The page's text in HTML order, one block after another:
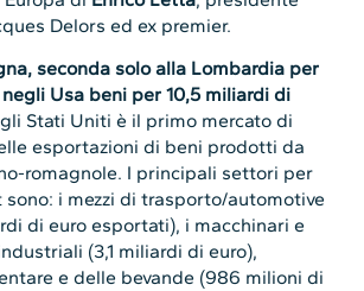
Delors ed ex premier.
seconda solo alla Lombardia per
Usa beni per 10,5 miliardi di
Stati Uniti è il primo mercato di
esportazioni di beni prodotti da
romagnole. I principali settori per
sono: i mezzi di trasporto/automotive
di euro esportati), i macchinari e
(3,1 miliardi di euro),
e delle bevande (986 milioni di